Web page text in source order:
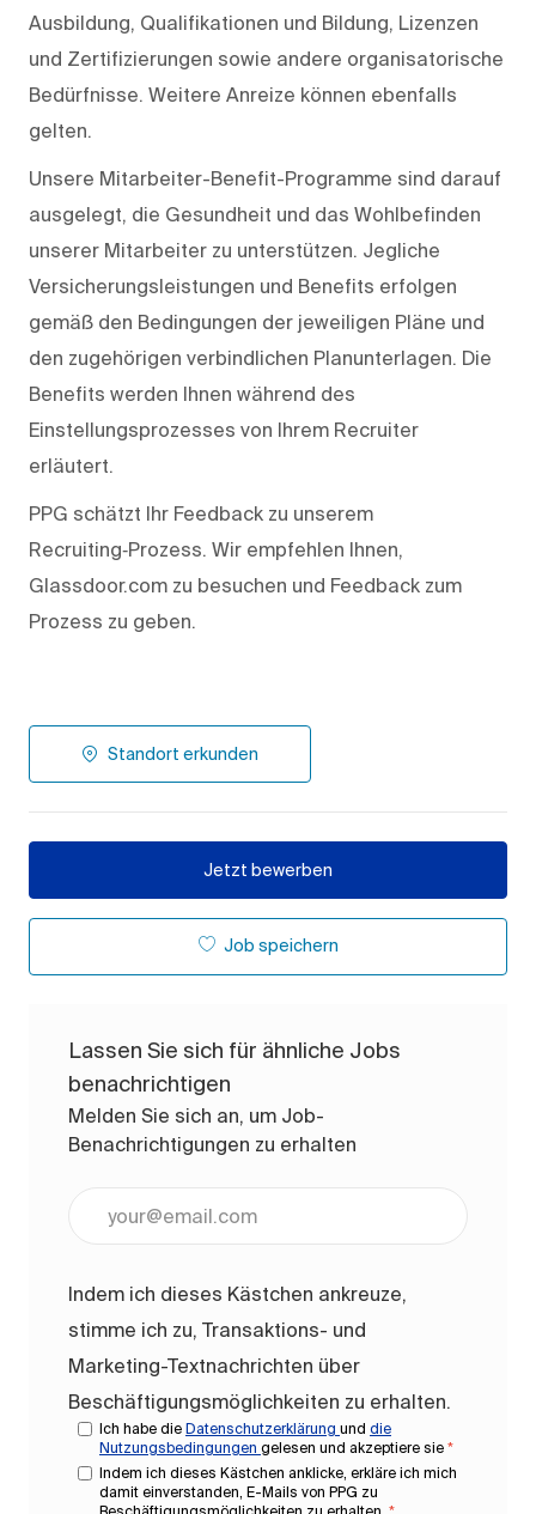
Ausbildung, Qualifikationen und Bildung, Lizenzen
und Zertifizierungen sowie andere organisatorische
Bedürfnisse. Weitere Anreize können ebenfalls
gelten.
Unsere Mitarbeiter-Benefit-Programme sind darauf
ausgelegt, die Gesundheit und das Wohlbefinden
unserer Mitarbeiter zu unterstützen. Jegliche
Versicherungsleistungen und Benefits erfolgen
gemäß den Bedingungen der jeweiligen Pläne und
den zugehörigen verbindlichen Planunterlagen. Die
Benefits werden Ihnen während des
Einstellungsprozesses von Ihrem Recruiter
erläutert.
PPG schätzt Ihr Feedback zu unserem
Recruiting‑Prozess. Wir empfehlen Ihnen,
Glassdoor.com zu besuchen und Feedback zum
Prozess zu geben.
Standort erkunden
Jetzt bewerben
Job speichern
Lassen Sie sich für ähnliche Jobs
benachrichtigen
Melden Sie sich an, um Job-
Benachrichtigungen zu erhalten
Indem ich dieses Kästchen ankreuze,
stimme ich zu, Transaktions- und
Marketing-Textnachrichten über
Beschäftigungsmöglichkeiten zu erhalten.
Ich habe die Datenschutzerklärung und die
Nutzungsbedingungen gelesen und akzeptiere sie *
Indem ich dieses Kästchen anklicke, erkläre ich mich
damit einverstanden, E-Mails von PPG zu